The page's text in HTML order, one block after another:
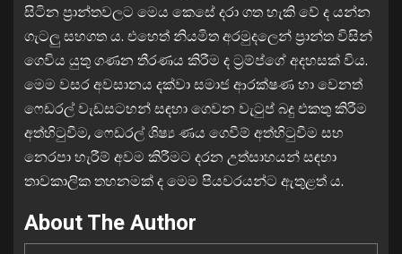
සිටින ප්‍රාන්තවලට මෙය කෙසේ දරා ගත හැකි වේ ද යන්න
ගැටලු සහගත ය. එහෙත් නියමිත අරමුදලෙන් ප්‍රාන්ත විසින්
ගෙවිය යුතු ගණන තීරණය කිරීම ද ට්‍රම්ප්ගේ අදහසක් විය.
මෙම වසර අවසානය දක්වා සමාජ ආරක්ෂණ හා වෙනත්
ෆෙඩරල් වැඩසටහන් සඳහා ගෙවන වැටුප් බදු එකතු කිරීම
අත්හිටුවීම, ෆෙඩරල් ශිෂ්‍ය ණය ගෙවීම් අත්හිටුවීම සහ
නෙරපා හැරීම් අවම කිරීමට දරන උත්සාහයන් සඳහා
තාවකාලික තහනමක් ද මෙම පියවරයන්ට ඇතුළත් ය.
About The Author